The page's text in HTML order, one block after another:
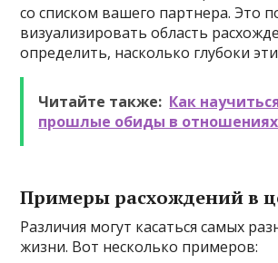
со списком вашего партнера. Это
визуализировать область
определить, насколько глубоки
Читайте также: Как
прошлые обиды в отношениях
Примеры расхождений в
Различия могут касаться самых
жизни. Вот несколько примеров: